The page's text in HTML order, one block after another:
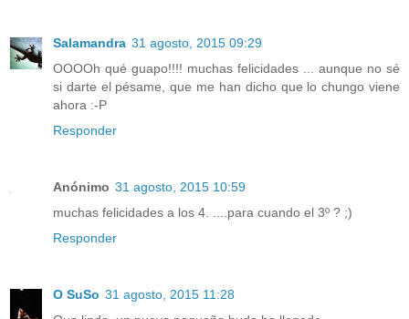
Salamandra 31 agosto, 2015 09:29
OOOOh qué guapo!!!! muchas felicidades ... aunque no sé
si darte el pésame, que me han dicho que lo chungo viene
ahora :-P
Responder
Anónimo 31 agosto, 2015 10:59
muchas felicidades a los 4. ....para cuando el 3º ? ;)
Responder
O SuSo 31 agosto, 2015 11:28